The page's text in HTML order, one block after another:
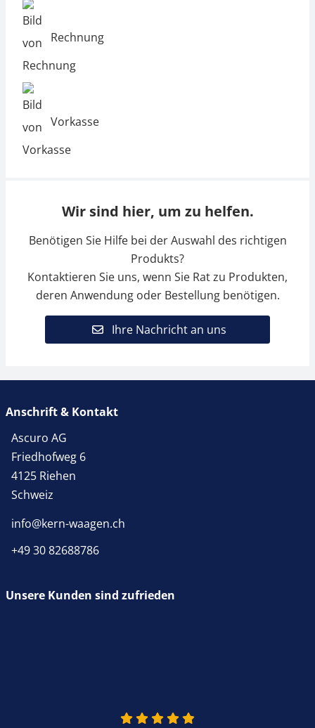
Rechnung
Vorkasse
Wir sind hier, um zu helfen.
Benötigen Sie Hilfe bei der Auswahl des richtigen
Produkts?
Kontaktieren Sie uns, wenn Sie Rat zu Produkten,
deren Anwendung oder Bestellung benötigen.
Ihre Nachricht an uns
Anschrift & Kontakt
Ascuro AG
Friedhofweg 6
4125 Riehen
Schweiz
info@kern-waagen.ch
+49 30 82688786
Unsere Kunden sind zufrieden
4.9 von 5